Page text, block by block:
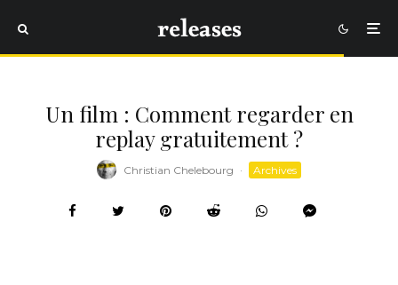
Un film : Comment regarder en
replay gratuitement ?
Christian Chelebourg · Archives